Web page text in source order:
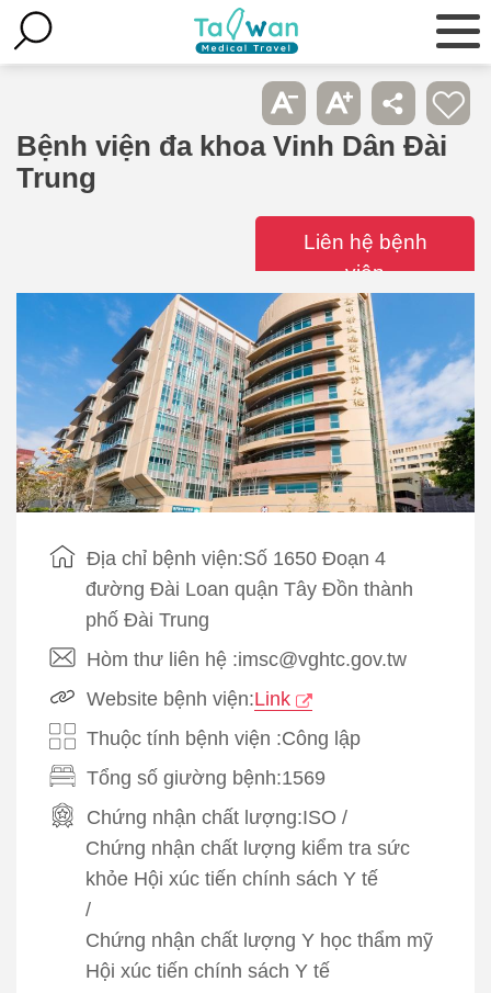
Bệnh viện đa khoa Vinh Dân Đài
Trung
Liên hệ bệnh
viện
Địa chỉ bệnh viện:Số 1650 Đoạn 4
đường Đài Loan quận Tây Đồn thành
phố Đài Trung
Hòm thư liên hệ :imsc@vghtc.gov.tw
Website bệnh viện:Link
Thuộc tính bệnh viện :Công lập
Tổng số giường bệnh:1569
Chứng nhận chất lượng:ISO /
Chứng nhận chất lượng kiểm tra sức
khỏe Hội xúc tiến chính sách Y tế
/
Chứng nhận chất lượng Y học thẩm mỹ
Hội xúc tiến chính sách Y tế